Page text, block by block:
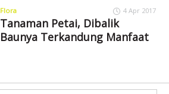
Flora 4 Apr 2017
Tanaman Petai, Dibalik
Baunya Terkandung Manfaat